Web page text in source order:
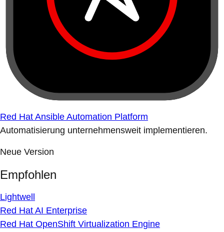
Red Hat Ansible Automation Platform
Automatisierung unternehmensweit implementieren.
Neue Version
Empfohlen
Lightwell
Red Hat AI Enterprise
Red Hat OpenShift Virtualization Engine